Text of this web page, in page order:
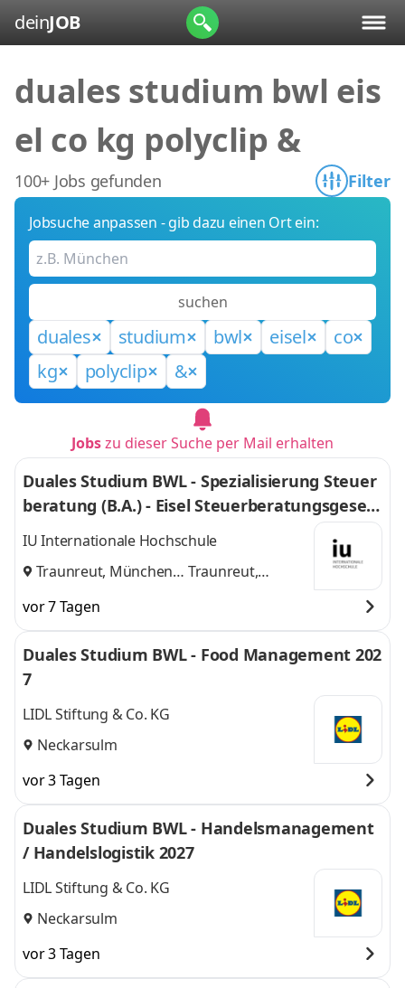
deinJOB
duales studium bwl eis
el co kg polyclip &
100+ Jobs gefunden Filter
Jobsuche anpassen - gib dazu einen Ort ein:
suchen
duales studium bwl eisel
co
kg
polyclip &
Jobszu dieser Suche per Mail erhalten
Duales Studium BWL - Spezialisierung Steuer
beratung (B.A.) - Eisel Steuerberatungsgesell
schaft mbH & Co. KG
IU Internationale Hochschule
Traunreut, München
Traunreut,
vor 7 Tagen
Duales Studium BWL - Food Management 202
7
LIDL Stiftung & Co. KG
Neckarsulm
vor 3 Tagen
Duales Studium BWL - Handelsmanagement
/ Handelslogistik 2027
LIDL Stiftung & Co. KG
Neckarsulm
vor 3 Tagen